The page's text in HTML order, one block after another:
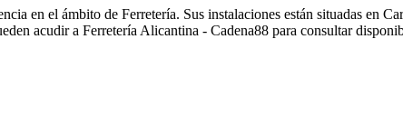
en el ámbito de Ferretería. Sus instalaciones están situadas en
acudir a Ferretería Alicantina - Cadena88 para consultar